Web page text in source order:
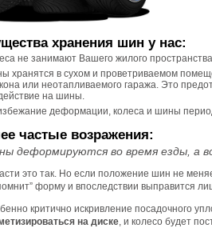
хранения шин у нас:
не занимают Вашего жилого
хранятся в сухом и проветриваемом
или неотапливаемого гаража. Это
на шины.
деформации, колеса и шины
частые возражения:
деформируются во время езды, а
это так. Но если положение шин не
форму и впоследствии выправится
критично искривление посадочного
на диске , и колесо будет